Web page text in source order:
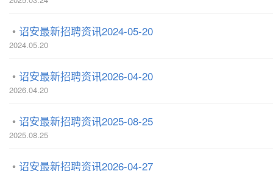
诏安最新招聘资讯2024-05-20
2024.05.20
诏安最新招聘资讯2026-04-20
2026.04.20
诏安最新招聘资讯2025-08-25
2025.08.25
诏安最新招聘资讯2026-04-27